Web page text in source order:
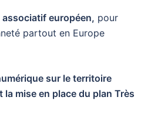
associatif européen, pour
partout en Europe
sur le territoire
mise en place du plan Très